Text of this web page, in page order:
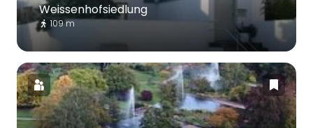
Weissenhofsiedlung
109 m